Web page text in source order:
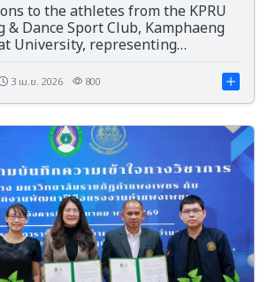
to the athletes from the KPRU
& Dance Sport Club, Kamphaeng
University, representing
3 เม.ย. 2026 800